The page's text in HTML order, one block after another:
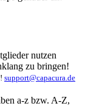
nutzen
zu bringen!
support@capacura.de
a-z bzw. A-Z,